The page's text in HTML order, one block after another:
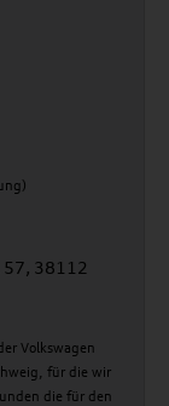
57, 38112
Volkswagen
für die wir
die für den